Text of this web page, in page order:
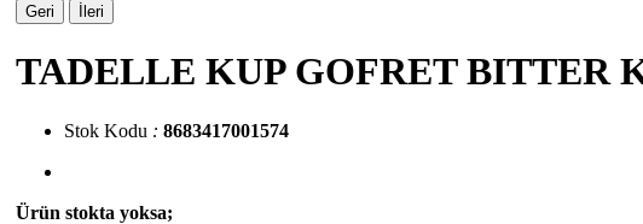
Geri
İleri
TADELLE KUP GOFRET BITTER
Stok Kodu : 8683417001574
Ürün stokta yoksa;